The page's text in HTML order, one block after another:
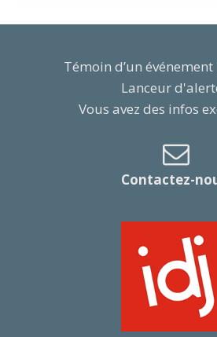
Témoin d’un
Lanceur
Vous avez des infos
Contactez-